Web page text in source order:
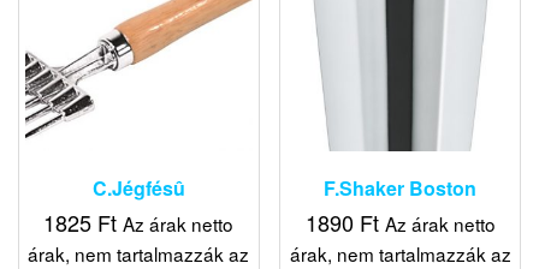
C.Jégfésû
1825 Ft Az árak netto
árak, nem tartalmazzák az
F.Shaker Boston
1890 Ft Az árak netto
árak, nem tartalmazzák az